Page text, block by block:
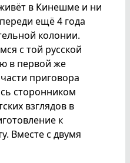
в Кинешме и ни
ещё 4 года
колонии.
с той русской
в первой же
приговора
сторонником
взглядов в
к
Вместе с двумя